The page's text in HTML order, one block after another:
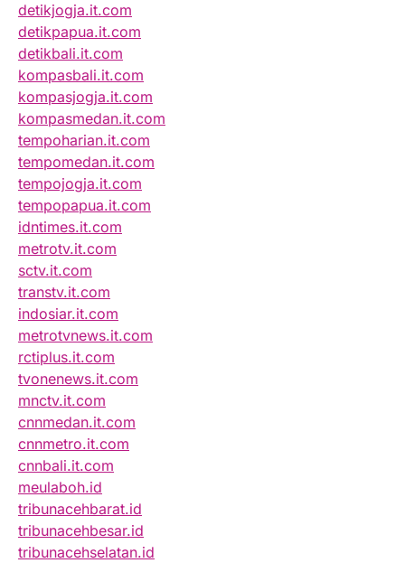
detikjogja.it.com
detikpapua.it.com
detikbali.it.com
kompasbali.it.com
kompasjogja.it.com
kompasmedan.it.com
tempoharian.it.com
tempomedan.it.com
tempojogja.it.com
tempopapua.it.com
idntimes.it.com
metrotv.it.com
sctv.it.com
transtv.it.com
indosiar.it.com
metrotvnews.it.com
rctiplus.it.com
tvonenews.it.com
mnctv.it.com
cnnmedan.it.com
cnnmetro.it.com
cnnbali.it.com
meulaboh.id
tribunacehbarat.id
tribunacehbesar.id
tribunacehselatan.id